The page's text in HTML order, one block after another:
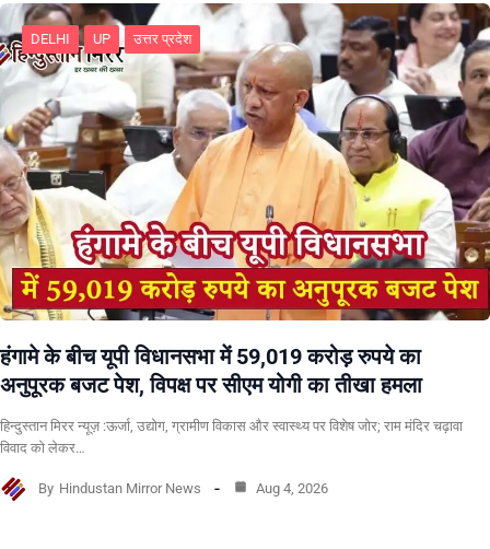
DELHI UP उत्तर प्रदेश
हंगामे के बीच यूपी विधानसभा में 59,019 करोड़ रुपये का
अनुपूरक बजट पेश, विपक्ष पर सीएम योगी का तीखा हमला
हिन्दुस्तान मिरर न्यूज़ :ऊर्जा, उद्योग, ग्रामीण विकास और स्वास्थ्य पर विशेष जोर; राम मंदिर चढ़ावा
विवाद को लेकर…
By Hindustan Mirror News Aug 4, 2026